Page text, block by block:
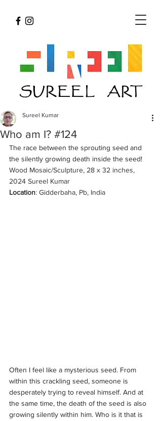
Who am I? #124
Sureel Kumar
The race between the sprouting seed and
the silently growing death inside the seed!
Wood Mosaic/Sculpture, 28 x 32 inches,
2024 Sureel Kumar
Location: Gidderbaha, Pb, India
Often I feel like a mysterious seed. From
within this crackling seed, someone is
desperately trying to reveal himself. And at
the same time, the death of the seed is also
growing silently within him. Who is it that is